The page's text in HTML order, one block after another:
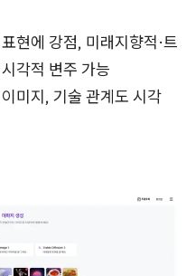
현에 강점, 미래지향적·트
각적 변주 가능
미지, 기술 관계도 시각